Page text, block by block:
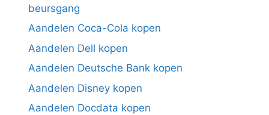
beursgang
Aandelen Coca-Cola kopen
Aandelen Dell kopen
Aandelen Deutsche Bank kopen
Aandelen Disney kopen
Aandelen Docdata kopen